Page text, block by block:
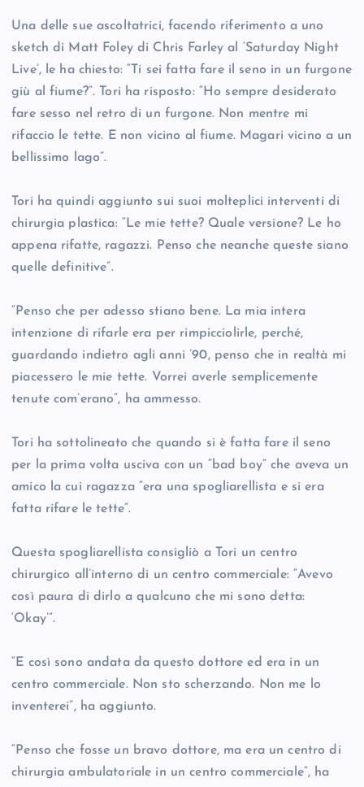
Una delle sue ascoltatrici, facendo riferimento a uno
sketch di Matt Foley di Chris Farley al ‘Saturday Night
Live’, le ha chiesto: “Ti sei fatta fare il seno in un furgone
giù al fiume?”. Tori ha risposto: “Ho sempre desiderato
fare sesso nel retro di un furgone. Non mentre mi
rifaccio le tette. E non vicino al fiume. Magari vicino a un
bellissimo lago”.
Tori ha quindi aggiunto sui suoi molteplici interventi di
chirurgia plastica: “Le mie tette? Quale versione? Le ho
appena rifatte, ragazzi. Penso che neanche queste siano
quelle definitive”.
“Penso che per adesso stiano bene. La mia intera
intenzione di rifarle era per rimpicciolirle, perché,
guardando indietro agli anni ’90, penso che in realtà mi
piacessero le mie tette. Vorrei averle semplicemente
tenute com’erano”, ha ammesso.
Tori ha sottolineato che quando si è fatta fare il seno
per la prima volta usciva con un “bad boy” che aveva un
amico la cui ragazza “era una spogliarellista e si era
fatta rifare le tette”.
Questa spogliarellista consigliò a Tori un centro
chirurgico all’interno di un centro commerciale: “Avevo
così paura di dirlo a qualcuno che mi sono detta:
‘Okay’”.
“E così sono andata da questo dottore ed era in un
centro commerciale. Non sto scherzando. Non me lo
inventerei”, ha aggiunto.
“Penso che fosse un bravo dottore, ma era un centro di
chirurgia ambulatoriale in un centro commerciale”, ha